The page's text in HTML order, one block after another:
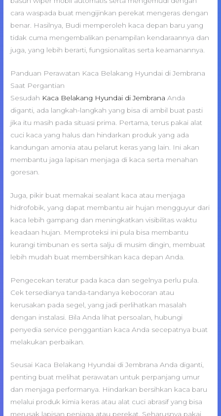
cara waspada buat mengijinkan perekat mengeras dengan
benar. Hasilnya, Budi memperoleh kaca depan baru yang
tidak cuma mengembalikan penampilan kendaraannya dan
juga, yang lebih berarti, fungsionalitas serta keamanannya.
Panduan Perawatan Kaca Belakang Hyundai di Jembrana
Saat Pergantian
Sesudah Kaca Belakang Hyundai di Jembrana Anda
diganti, ada langkah-langkah yang bisa di ambil buat pasti
jika itu masih pada situasi prima. Pertama, terus pakai alat
cuci kaca yang halus dan hindarkan produk yang ada
kandungan amonia atau pelarut keras yang lain. Ini akan
membantu jaga lapisan menjaga di kaca serta menahan
goresan.
Juga, pikir buat memakai sealant kaca atau menjaga
hidrofobik, yang dapat membantu air hujan mengguyur dari
kaca lebih gampang dan meningkatkan visibilitas waktu
keadaan hujan. Memproteksi ini pula bisa membantu
kurangi timbunan es serta salju di musim dingin, membuat
lebih mudah buat membersihkan kaca depan Anda.
Pengecekan teratur pada kaca dan segelnya perlu pula.
Cek tersedianya tanda-tandanya kebocoran atau
kerusakan pada segel, yang jadi perlihatkan masalah
dengan instalasi. Bila Anda lihat persoalan, hubungi
penyedia service penggantian kaca Anda secepatnya buat
melakukan perbaikan.
Seusai Kaca Belakang Hyundai di Jembrana Anda diganti,
penting buat melihat perawatan untuk perpanjang umur
dan menjaga performanya. Hindarkan bersihkan kaca baru
melalui produk kimia keras atau alat cuci abrasif yang bisa
merusak lapisan penjaga atau perekat. Seharusnya pakai